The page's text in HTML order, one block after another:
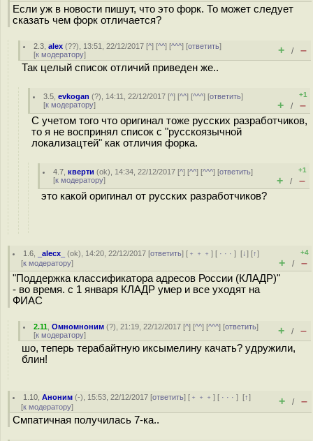
Если уж в новости пишут, что это форк. То может следует
сказать чем форк отличается?
2.3 ,alex (??), 13:51, 22/12/2017 [^] [^^] [^^^] [ответить]
[к модератору] + / –
Так целый список отличий приведен же..
3.5 ,evkogan (?), 14:11, 22/12/2017 [^] [^^] [^^^] [ответить]
[к модератору]
+1
+ / –
С учетом того что оригинал тоже русских разработчиков,
то я не воспринял список с "русскоязычной
локализацтей" как отличия форка.
4.7 ,кверти (ok), 14:34, 22/12/2017 [^] [^^] [^^^] [ответить]
[к модератору]
+1
+ / –
это какой оригинал от русских разработчиков?
1.6 _alecx_ (ok), 14:20, 22/12/2017 [ответить] [ ﹢﹢﹢] [ · · ·][↓] [↑]
[к модератору]
+4
+ / –
"Поддержка классификатора адресов России (КЛАДР)"
- во время. с 1 января КЛАДР умер и все уходят на
ФИАС
2.11 ,Омномноним (?), 21:19, 22/12/2017 [^] [^^] [^^^] [ответить]
[к модератору] + / –
шо, теперь терабайтную иксымелину качать? удружили,
блин!
1.10 ,Аноним (-), 15:53, 22/12/2017 [ответить] [ ﹢﹢﹢] [ · · ·][↑]
[к модератору] + / –
Смпатичная получилась 7-ка..